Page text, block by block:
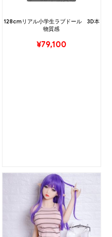
128cmリアル小学生ラブドール 3D本
物質感
¥79,100